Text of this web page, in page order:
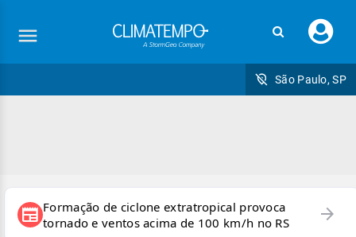
seu
São Paulo, SP
newspaper Formação de ciclone extratropical provoca
tornado e ventos acima de 100 km/h no RS
arrow_forward